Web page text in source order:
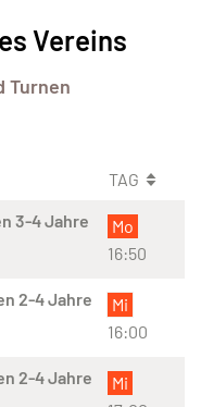
Vereins
Turnen
TAG
3-4 Jahre
Mo
16:50
2-4 Jahre
Mi
16:00
2-4 Jahre
Mi